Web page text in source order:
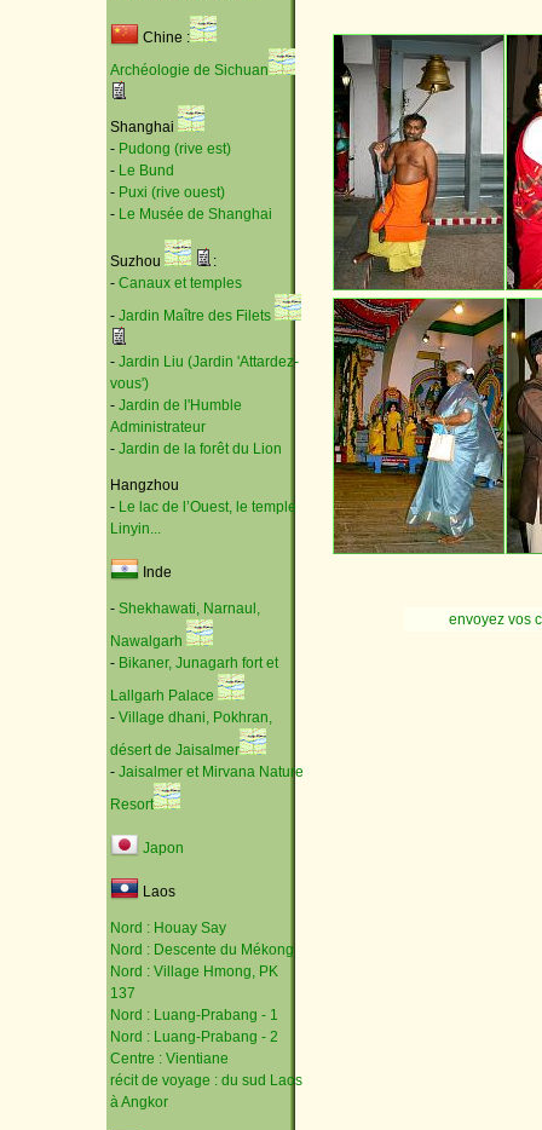
Chine :
Archéologie de Sichuan
Shanghai
- Pudong (rive est)
- Le Bund
- Puxi (rive ouest)
- Le Musée de Shanghai
Suzhou
:
- Canaux et temples
- Jardin Maître des Filets
- Jardin Liu (Jardin 'Attardez-
vous')
- Jardin de l'Humble
Administrateur
- Jardin de la forêt du Lion
Hangzhou
- Le lac de l’Ouest, le temple
Linyin...
Inde
- Shekhawati, Narnaul,
Nawalgarh
- Bikaner, Junagarh fort et
Lallgarh Palace
- Village dhani, Pokhran,
désert de Jaisalmer
- Jaisalmer et Mirvana Nature
Resort
Japon
Laos
Nord : Houay Say
Nord : Descente du Mékong
Nord : Village Hmong, PK
137
Nord : Luang-Prabang - 1
Nord : Luang-Prabang - 2
Centre : Vientiane
récit de voyage : du sud Laos
à Angkor
envoyez vos